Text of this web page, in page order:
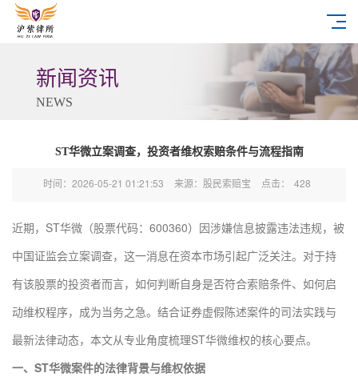
新闻资讯
NEWS
ST华微立案调查，投资者维权索赔条件与流程指南
时间：2026-05-21 01:21:53 来源：股民索赔宝 点击： 428
近期，ST华微（股票代码：600360）因涉嫌信息披露违法违规，被
中国证监会立案调查，这一消息在资本市场引起广泛关注。对于持
有该股票的投资者而言，如何判断自身是否符合索赔条件、如何启
动维权程序，成为当务之急。结合证券虚假陈述案件的司法实践与
最新法律动态，本文从专业角度梳理ST华微维权的核心要点。
一、ST华微案件的法律背景与维权依据